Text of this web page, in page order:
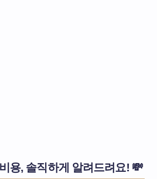
용, 솔직하게 알려드려요! 💸